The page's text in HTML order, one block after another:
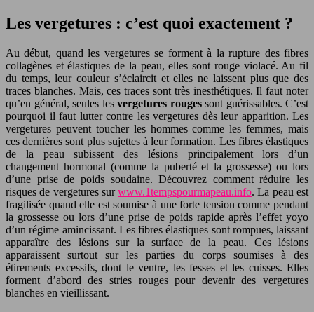
Les vergetures : c’est quoi exactement ?
Au début, quand les vergetures se forment à la rupture des fibres
collagènes et élastiques de la peau, elles sont rouge violacé. Au fil
du temps, leur couleur s’éclaircit et elles ne laissent plus que des
traces blanches. Mais, ces traces sont très inesthétiques. Il faut noter
qu’en général, seules les vergetures rougessont guérissables. C’est
pourquoi il faut lutter contre les vergetures dès leur apparition. Les
vergetures peuvent toucher les hommes comme les femmes, mais
ces dernières sont plus sujettes à leur formation. Les fibres élastiques
de la peau subissent des lésions principalement lors d’un
changement hormonal (comme la puberté et la grossesse) ou lors
d’une prise de poids soudaine. Découvrez comment réduire les
risques de vergetures surwww.1tempspourmapeau.info. La peau est
fragilisée quand elle est soumise à une forte tension comme pendant
la grossesse ou lors d’une prise de poids rapide après l’effet yoyo
d’un régime amincissant. Les fibres élastiques sont rompues, laissant
apparaître des lésions sur la surface de la peau. Ces lésions
apparaissent surtout sur les parties du corps soumises à des
étirements excessifs, dont le ventre, les fesses et les cuisses. Elles
forment d’abord des stries rouges pour devenir des vergetures
blanches en vieillissant.